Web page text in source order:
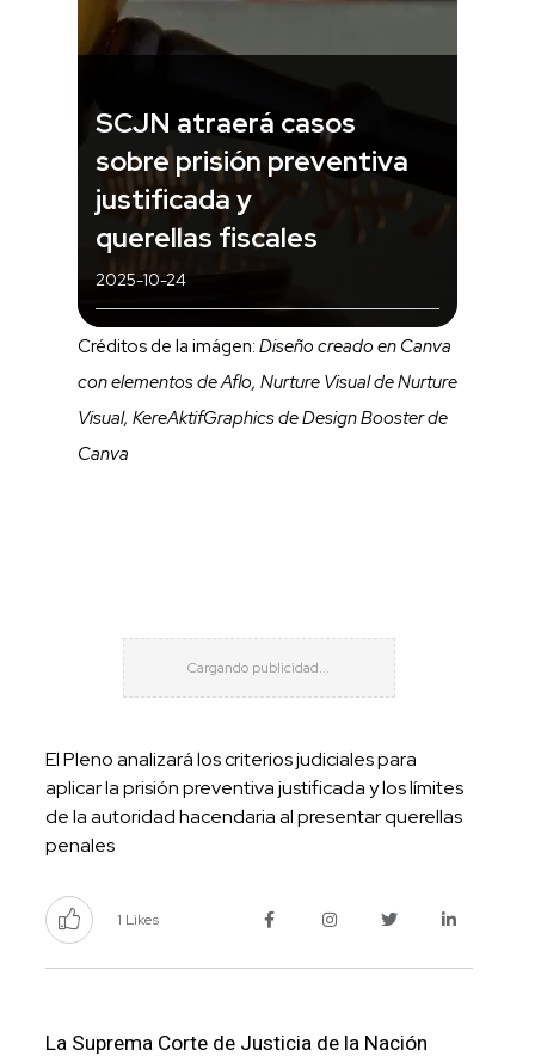
SCJN atraerá casos
sobre prisión preventiva
justificada y
querellas fiscales
2025-10-24
Créditos de la imágen: Diseño creado en Canva
con elementos de Aflo, Nurture Visual de Nurture
Visual, KereAktifGraphics de Design Booster de
Canva
El Pleno analizará los criterios judiciales para
aplicar la prisión preventiva justificada y los límites
de la autoridad hacendaria al presentar querellas
penales
1 Likes
La Suprema Corte de Justicia de la Nación